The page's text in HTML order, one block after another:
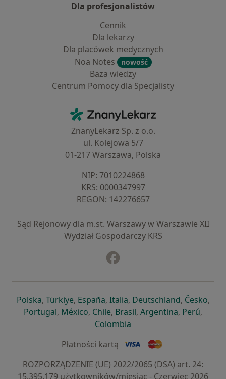
Dla profesjonalistów
Cennik
Dla lekarzy
Dla placówek medycznych
Noa Notes
nowość
Baza wiedzy
Centrum Pomocy dla Specjalisty
ZnanyLekarz - Strona główna
ZnanyLekarz Sp. z o.o.
ul. Kolejowa 5/7
01-217 Warszawa, Polska
NIP: ⁠7010224868
KRS: ⁠0000347997
REGON: ⁠142276657
Sąd Rejonowy dla m.st. Warszawy w Warszawie XII
Wydział Gospodarczy KRS
Polskaotwiera się w nowej karcie
, Türkiyeotwiera się w nowej karcie
, Españaotwiera się w nowej karcie
, Italiaotwiera się w nowej
, Deutschlandotwiera się
, Česko,
Portugalotwiera się w nowej karcie
, Méxicootwiera się w nowej karcie
, Chileotwiera się w nowej karcie
, Brasilotwiera się w nowej
, Argentinaotwiera się
, Perú,
Colombia
Płatności kartą
ROZPORZĄDZENIE (UE) 2022/2065 (DSA) art. 24:
15.395.179 użytkowników/miesiąc - Czerwiec 2026